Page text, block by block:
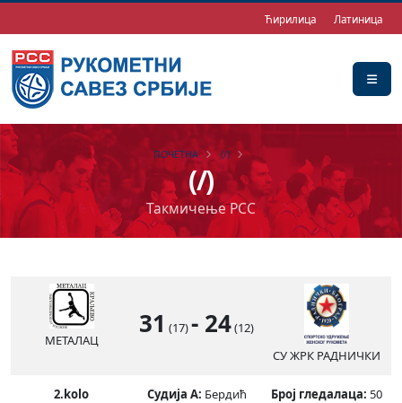
Ћирилица Латиница
(/)
Такмичење РСС
ПОЧЕТНА (/)
МЕТАЛАЦ
31 (17)- 24(12)
СУ ЖРК РАДНИЧКИ
2.kolo
Судија А: Бердић
Број гледалаца: 50